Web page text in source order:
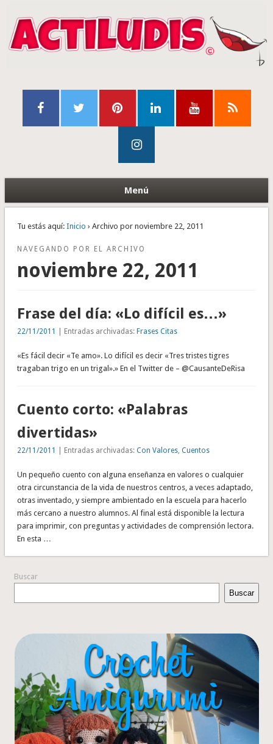
Menú
Tu estás aquí: Inicio › Archivo por noviembre 22, 2011
NAVEGANDO POR EL ARCHIVO
noviembre 22, 2011
Frase del día: «Lo difícil es…»
22/11/2011 | Entradas archivadas: Frases Citas
«Es fácil decir «Te amo». Lo difícil es decir «Tres tristes tigres
tragaban trigo en un trigal».» En el Twitter de – @CausanteDeRisa
Cuento corto: «Palabras
divertidas»
22/11/2011 | Entradas archivadas: Con Valores, Cuentos
Un pequeño cuento con alguna enseñanza en valores o cualquier
otra circunstancia de la vida de nuestros centros, a veces adaptado,
otras inventado, y siempre ambientado en la escuela para hacerlo
más cercano a nuestro alumnos. Al final está disponible la lectura
para imprimir, con preguntas y actividades de comprensión lectora.
En esta …
Buscar
Buscar